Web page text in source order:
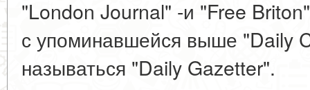
"London Journal" -и "Free
с упоминавшейся выше "Daily
называться "Daily Gazetter".